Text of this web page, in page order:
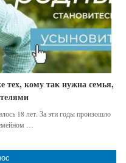
тех, кому так нужна семья,
18 лет. За эти годы произошло
…